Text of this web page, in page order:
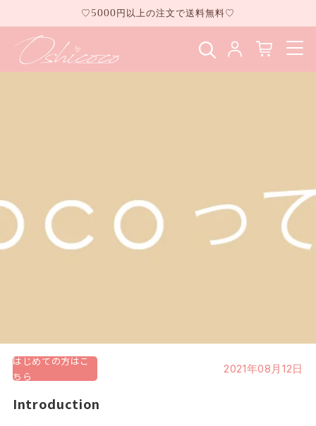
進む
♡5000円以上の注文で送料無料♡
はじめての方はこ
ちら
2021年08月12日
Introduction